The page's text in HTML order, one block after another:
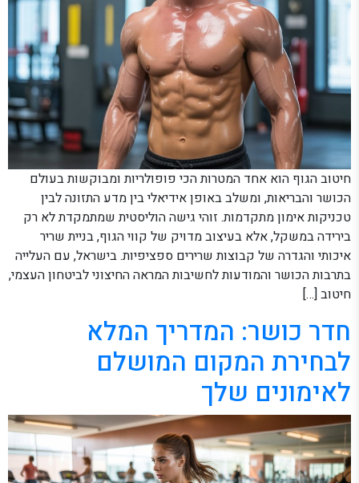
חיטוב הגוף הוא אחד המטרות הכי פופולריות ומבוקשות בעולם
הכושר והבריאות, ומשלב באופן אידיאלי בין מדע התזונה לבין
טכניקות אימון מתקדמות. זוהי גישה הוליסטית שמתמקדת לא רק
בירידה במשקל, אלא בעיצוב מדויק של קווי הגוף, בניית שריר
איכותי והגדרה של קבוצות שרירים ספציפיות. בישראל, עם העלייה
בתרבות הכושר והמודעות לחשיבות המראה החיצוני לביטחון העצמי,
חיטוב […]
חדר כושר: המדריך המלא
לבחירת המקום המושלם
לאימונים שלך